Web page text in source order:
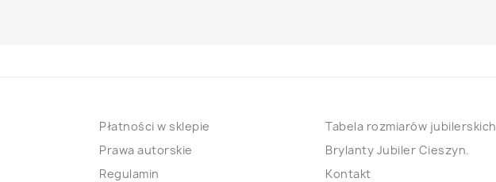
Płatności w sklepie
Prawa autorskie
Regulamin
Tabela rozmiarów jubilerskich
Brylanty Jubiler Cieszyn.
Kontakt